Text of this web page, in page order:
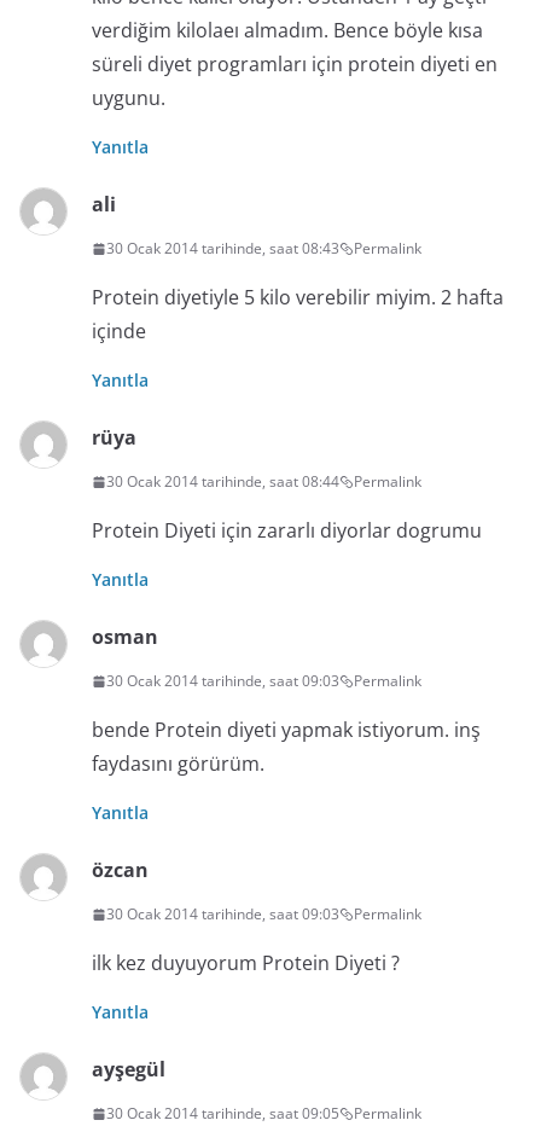
verdiğim kilolaeı almadım. Bence böyle kısa
süreli diyet programları için protein diyeti en
uygunu.
Yanıtla
ali
30 Ocak 2014 tarihinde, saat 08:43 Permalink
Protein diyetiyle 5 kilo verebilir miyim. 2 hafta
içinde
Yanıtla
rüya
30 Ocak 2014 tarihinde, saat 08:44 Permalink
Protein Diyeti için zararlı diyorlar dogrumu
Yanıtla
osman
30 Ocak 2014 tarihinde, saat 09:03 Permalink
bende Protein diyeti yapmak istiyorum. inş
faydasını görürüm.
Yanıtla
özcan
30 Ocak 2014 tarihinde, saat 09:03 Permalink
ilk kez duyuyorum Protein Diyeti ?
Yanıtla
ayşegül
30 Ocak 2014 tarihinde, saat 09:05 Permalink